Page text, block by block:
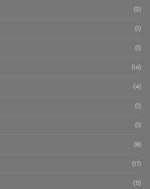
(2)
(1)
(1)
(14)
(4)
(1)
(1)
(8)
(17)
(5)